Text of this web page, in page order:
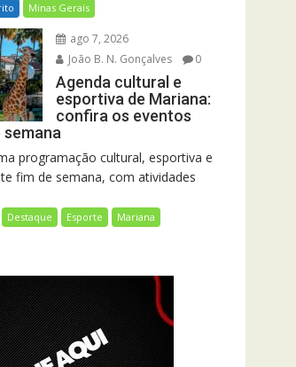
Minas Gerais
ago 7, 2026
João B. N. Gonçalves
0
Agenda cultural e
esportiva de Mariana:
confira os eventos
semana
programação cultural, esportiva e
fim de semana, com atividades
Destaque Esporte
Mariana